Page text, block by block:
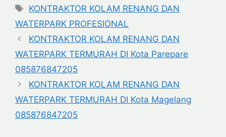
Tags
KONTRAKTOR KOLAM RENANG DAN
WATERPARK PROFESIONAL
KONTRAKTOR KOLAM RENANG DAN
WATERPARK TERMURAH DI Kota Parepare
085876847205
KONTRAKTOR KOLAM RENANG DAN
WATERPARK TERMURAH DI Kota Magelang
085876847205